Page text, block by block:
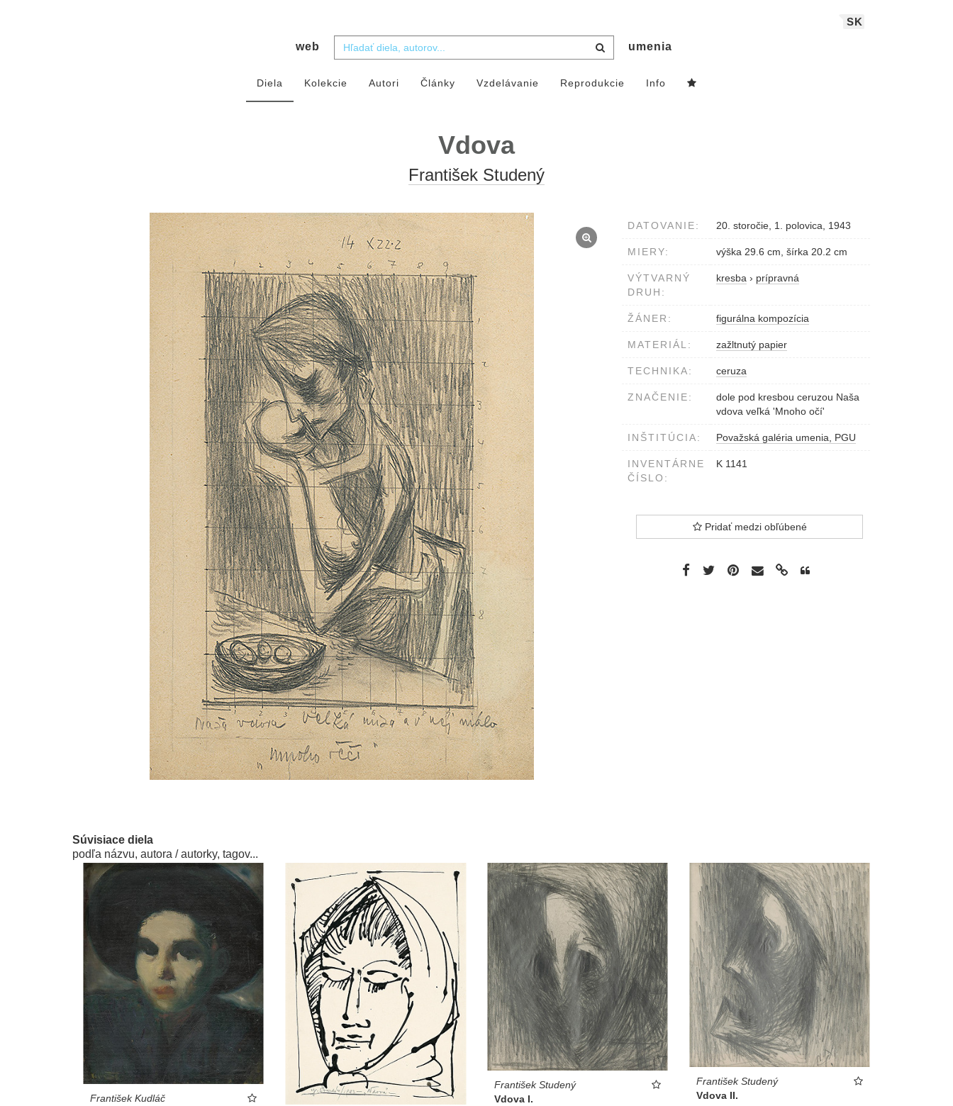
SK
web umenia
Diela Kolekcie Autori Články Vzdelávanie Reprodukcie Info
Vdova
František Studený
DATOVANIE: 20. storočie, 1. polovica, 1943
MIERY: výška 29.6 cm, šírka 20.2 cm
VÝTVARNÝ
DRUH:
kresba › prípravná
ŽÁNER: figurálna kompozícia
MATERIÁL: zažltnutý papier
TECHNIKA: ceruza
ZNAČENIE:
dole pod kresbou ceruzou Naša
vdova veľká 'Mnoho očí'
INŠTITÚCIA: Považská galéria umenia, PGU
INVENTÁRNE
ČÍSLO:
K 1141
Pridať medzi obľúbené
Súvisiace diela
podľa názvu, autora / autorky, tagov...
František Kudláč
František Studený
Vdova I.
František Studený
Vdova II.